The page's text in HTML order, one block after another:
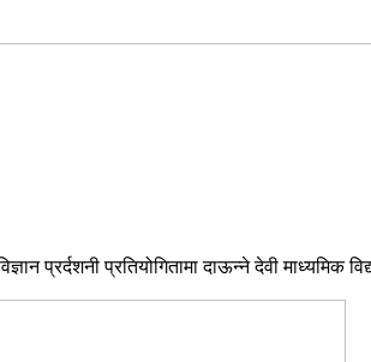
प्रर्दशनी प्रतियोगितामा दाऊन्ने देवी माध्यमिक